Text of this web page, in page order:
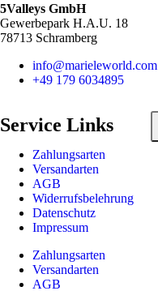
5Valleys GmbH
Gewerbepark H.A.U. 18
78713 Schramberg
info@marieleworld.com
+49 179 6034895
Service Links
Zahlungsarten
Versandarten
AGB
Widerrufsbelehrung
Datenschutz
Impressum
Zahlungsarten
Versandarten
AGB